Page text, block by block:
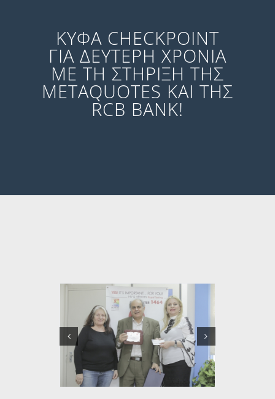
ΚΥΦΑ CHECKPOINT
ΓΙΑ ΔΕΥΤΕΡΗ ΧΡΟΝΙΑ
ΜΕ ΤΗ ΣΤΗΡΙΞΗ ΤΗΣ
METAQUOTES ΚΑΙ ΤΗΣ
RCB BANK!